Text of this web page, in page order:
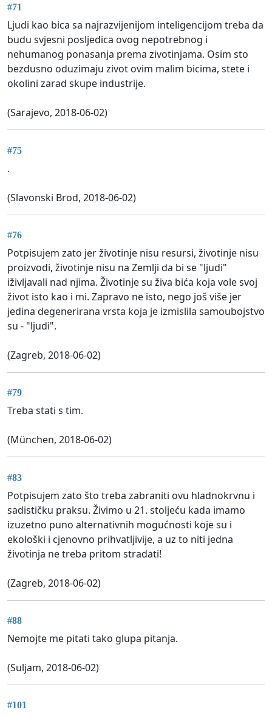
#71
Ljudi kao bica sa najrazvijenijom inteligencijom treba da
budu svjesni posljedica ovog nepotrebnog i
nehumanog ponasanja prema zivotinjama. Osim sto
bezdusno oduzimaju zivot ovim malim bicima, stete i
okolini zarad skupe industrije.
(Sarajevo, 2018-06-02)
#75
.
(Slavonski Brod, 2018-06-02)
#76
Potpisujem zato jer životinje nisu resursi, životinje nisu
proizvodi, životinje nisu na Zemlji da bi se "ljudi"
iživljavali nad njima. Životinje su živa bića koja vole svoj
život isto kao i mi. Zapravo ne isto, nego još više jer
jedina degenerirana vrsta koja je izmislila samoubojstvo
su - "ljudi".
(Zagreb, 2018-06-02)
#79
Treba stati s tim.
(München, 2018-06-02)
#83
Potpisujem zato što treba zabraniti ovu hladnokrvnu i
sadističku praksu. Živimo u 21. stoljeću kada imamo
izuzetno puno alternativnih mogućnosti koje su i
ekološki i cjenovno prihvatljivije, a uz to niti jedna
životinja ne treba pritom stradati!
(Zagreb, 2018-06-02)
#88
Nemojte me pitati tako glupa pitanja.
(Suljam, 2018-06-02)
#101